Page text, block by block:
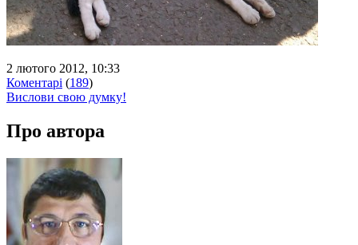
2 лютого 2012, 10:33
Коментарі (189)
Вислови свою думку!
Про автора